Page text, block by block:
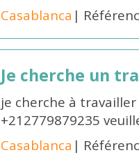
Casablanca |
Je cherche un
je cherche à
+212779879235
Casablanca |